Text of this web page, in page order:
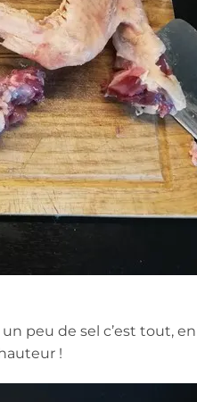
peu de sel c’est tout,
!